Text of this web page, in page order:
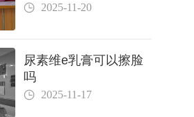
2025-11-20
尿素维e乳膏可以擦脸
吗
2025-11-17